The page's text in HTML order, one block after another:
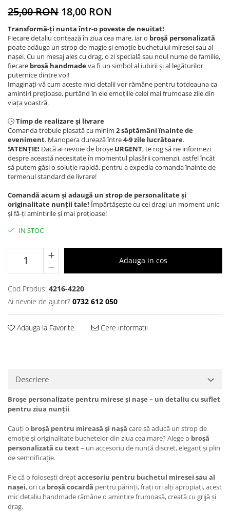
25,00 RON 18,00 RON
Transformă-ți nunta într-o poveste de neuitat!
Fiecare detaliu contează în ziua cea mare, iar o broșă personalizată
poate adăuga un strop de magie și emoție buchetului miresei sau al
nașei. Cu un mesaj ales cu drag, o zi specială sau noul nume de familie,
fiecare broșă handmadeva fi un simbol al iubirii și al legăturilor
puternice dintre voi!
Imaginați-vă cum aceste mici detalii vor rămâne pentru totdeauna ca
amintiri prețioase, purtând în ele emoțiile celei mai frumoase zile din
viața voastră.
🕒Timp de realizare și livrare
Comanda trebuie plasată cu minim 2 săptămâni înainte de
eveniment. Manopera durează între4-9zile lucrătoare.
❗️ATENȚIE! Dacă ai nevoie de broșe URGENT, te rog să ne informezi
despre această necesitate în momentul plasării comenzii, astfel încât
să putem găsi o soluție rapidă, pentru a expedia comanda înainte de
termenul standard de livrare!
Comandă acum și adaugă un strop de personalitate și
originalitate nunții tale! Împărtășește cu cei dragi un moment unic
și fă-ți amintirile și mai prețioase!
IN STOC
Adauga in cos
Cod Produs: 4216-4220
Ai nevoie de ajutor? 0732 612 050
Adauga la Favorite Cere informatii
Descriere
Broșe personalizate pentru mirese și nașe – un detaliu cu suflet
pentru ziua nunții
Cauți o broșă pentru mireasă și nașă care să aducă un strop de
emoție și originalitate buchetelor din ziua cea mare? Alege o broșă
personalizată cu text– un accesoriu de nuntă discret, elegant și plin
de semnificație.
Fie că o folosești dreptaccesoriu pentru buchetul miresei sau al
nașei, ori ca broșă cocardă pentru părinți, frați ori alți apropiați, acest
mic detaliu handmade rămâne o amintire frumoasă, creată cu grijă și
drag.